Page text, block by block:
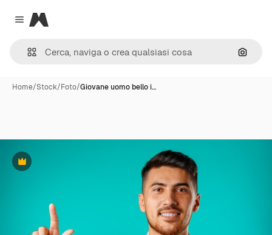
Close menu
Magnific
Cerca
Home/Stock/Foto/Giovane uomo bello i…
Premium